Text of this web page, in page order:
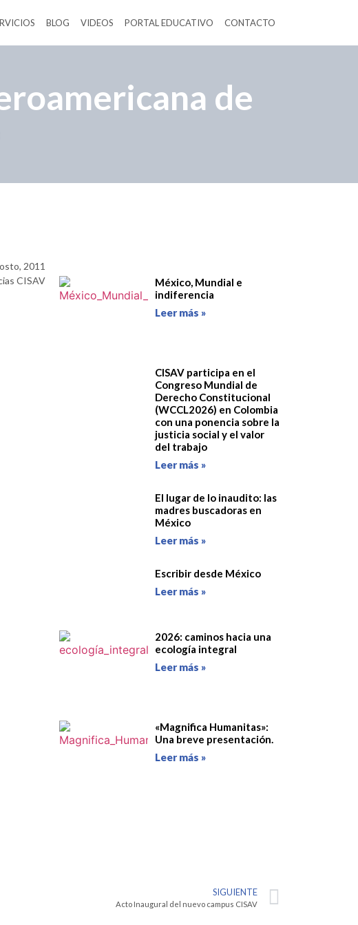
BLOG VIDEOS PORTAL EDUCATIVO CONTACTO
de
2011
CISAV
México, Mundial e
indiferencia
Leer más »
CISAV participa en el
Congreso Mundial de
Derecho Constitucional
(WCCL2026) en Colombia
con una ponencia sobre la
justicia social y el valor
del trabajo
Leer más »
El lugar de lo inaudito: las
madres buscadoras en
México
Leer más »
Escribir desde México
Leer más »
2026: caminos hacia una
ecología integral
Leer más »
«Magnifica Humanitas»:
Una breve presentación.
Leer más »
SIGUIENTE
Acto Inaugural del nuevo campus CISAV